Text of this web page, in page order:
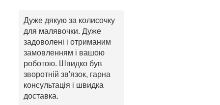
Дуже дякую за колисочку
для малявочки. Дуже
задоволені і отриманим
замовленням і вашою
роботою. Швидко був
зворотній зв'язок, гарна
консультація і швидка
доставка.